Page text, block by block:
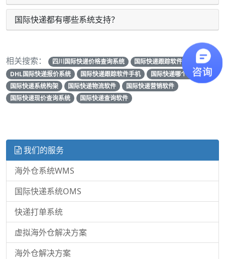
国际快递都有哪些系统支持？
相关搜索： 四川国际快递价格查询系统
国际快递跟踪软件下载
DHL国际快递报价系统
国际快递跟踪软件手机
国际快递哪个系统最好
国际快递系统构架
国际快递物流软件
国际快递营销软件
国际快递现价查询系统
国际快递查询软件
我们的服务
海外仓系统WMS
国际快递系统OMS
快递打单系统
虚拟海外仓解决方案
海外仓解决方案